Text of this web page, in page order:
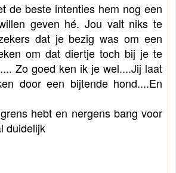
de beste intenties hem nog een
geven hé. Jou valt niks te
dat je bezig was om een
om dat diertje toch bij je te
Zo goed ken ik je wel....Jij laat
door een bijtende hond....En
hebt en nergens bang voor
duidelijk